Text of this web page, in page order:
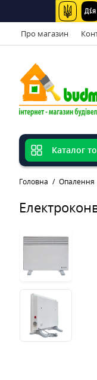
Про магазин
Головна Опалення
Каталог